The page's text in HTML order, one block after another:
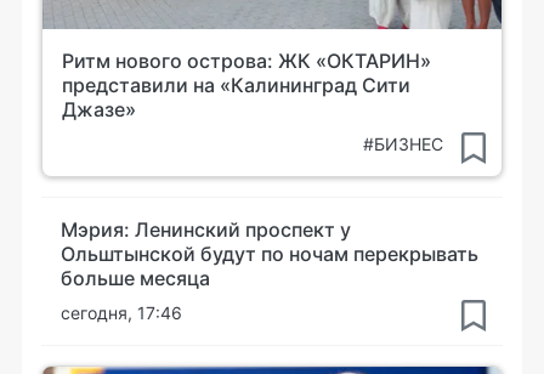
Ритм нового острова: ЖК «ОКТАРИН»
представили на «Калининград Сити
Джазе»
#БИЗНЕС
Мэрия: Ленинский проспект у
Ольштынской будут по ночам перекрывать
больше месяца
сегодня, 17:46